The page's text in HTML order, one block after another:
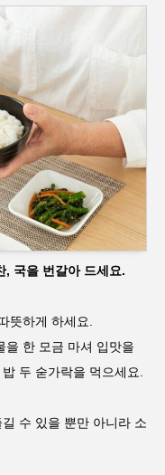
, 국을 번갈아 드세요.
뜻하게 하세요.
을 한 모금 마셔 입맛을
두 숟가락을 먹으세요.
수 있을 뿐만 아니라 소